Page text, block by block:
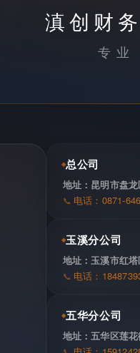
滇创财务
专
总公司
地址：昆明市盘
电话：0871-
玉溪分公司
地址：玉溪市红
电话：
五华分公司
地址：五华区莲